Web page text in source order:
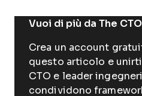
Vuoi di più da The
Crea un account
questo articolo e
CTO e leader
condividono